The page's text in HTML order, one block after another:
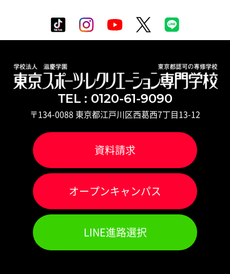
TEL : 0120-61-9090
〒134-0088 東京都江戸川区西葛西7丁目13-12
資料請求
オープンキャンパス
LINE進路選択